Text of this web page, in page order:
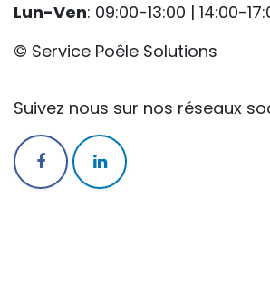
Lun-Ven: 09:00-13:00 | 14:00-
© Service Poêle Solutions
Suivez nous sur nos réseaux